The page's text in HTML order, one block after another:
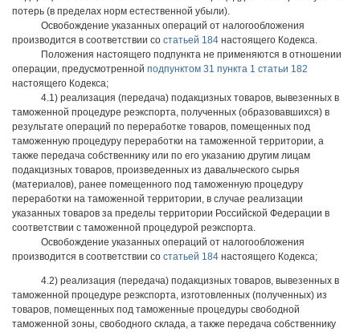
потерь (в пределах норм естественной убыли).
Освобождение указанных операций от налогообложения
производится в соответствии со статьей 184 настоящего Кодекса.
Положения настоящего подпункта не применяются в отношении
операции, предусмотренной подпунктом 31 пункта 1 статьи 182
настоящего Кодекса;
4.1) реализация (передача) подакцизных товаров, вывезенных в
таможенной процедуре реэкспорта, полученных (образовавшихся) в
результате операций по переработке товаров, помещенных под
таможенную процедуру переработки на таможенной территории, а
также передача собственнику или по его указанию другим лицам
подакцизных товаров, произведенных из давальческого сырья
(материалов), ранее помещенного под таможенную процедуру
переработки на таможенной территории, в случае реализации
указанных товаров за пределы территории Российской Федерации в
соответствии с таможенной процедурой реэкспорта.
Освобождение указанных операций от налогообложения
производится в соответствии со статьей 184 настоящего Кодекса;
4.2) реализация (передача) подакцизных товаров, вывезенных в
таможенной процедуре реэкспорта, изготовленных (полученных) из
товаров, помещенных под таможенные процедуры свободной
таможенной зоны, свободного склада, а также передача собственнику